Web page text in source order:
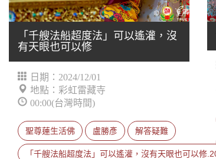
「千艘法船超度法」可以遙灌，沒
有天眼也可以修
日期：2024/12/01
地點：彩虹雷藏寺
00:00(台灣時間)
聖尊蓮生活佛 盧勝彥 解答疑難
「千艘法船超度法」可以遙灌，沒有天眼也可以修